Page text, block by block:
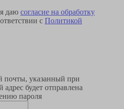
даю согласие на обработку
с Политикой
почты, указанный при
будет отправлена
пароля